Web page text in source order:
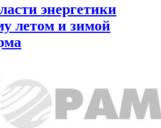
энергетики
летом и зимой